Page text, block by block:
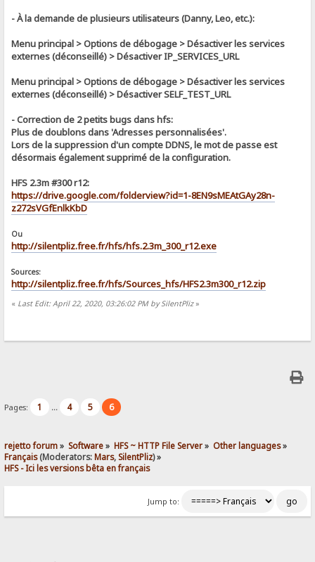
- À la demande de plusieurs utilisateurs (Danny, Leo, etc.):
Menu principal > Options de débogage > Désactiver les services
externes (déconseillé) > Désactiver IP_SERVICES_URL
Menu principal > Options de débogage > Désactiver les services
externes (déconseillé) > Désactiver SELF_TEST_URL
- Correction de 2 petits bugs dans hfs:
Plus de doublons dans 'Adresses personnalisées'.
Lors de la suppression d'un compte DDNS, le mot de passe est
désormais également supprimé de la configuration.
HFS 2.3m #300 r12:
https://drive.google.com/folderview?id=1-8EN9sMEAtGAy28n-
z272sVGfEnlkKbD
Ou
http://silentpliz.free.fr/hfs/hfs.2.3m_300_r12.exe
Sources:
http://silentpliz.free.fr/hfs/Sources_hfs/HFS2.3m300_r12.zip
« Last Edit: April 22, 2020, 03:26:02 PM by SilentPliz»
Pages: 1 ... 4 5 6
rejetto forum» Software» HFS ~ HTTP File Server» Other languages»
Français(Moderators:Mars,SilentPliz) »
HFS - Ici les versions bêta en français
Jump to: